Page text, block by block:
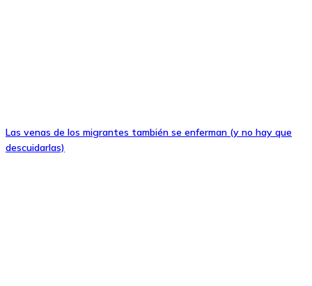
Las venas de los migrantes también se enferman (y no hay que
descuidarlas)